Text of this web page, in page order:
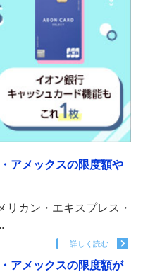
アメックスの限度額や
リカン・エキスプレス・
詳しく読む
アメックスの限度額が